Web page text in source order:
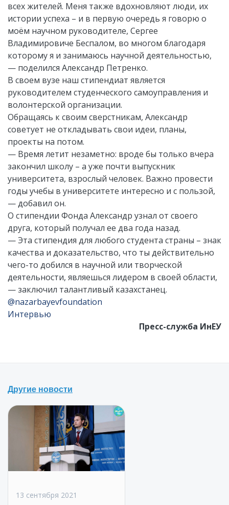
всех жителей. Меня также вдохновляют люди, их
истории успеха – и в первую очередь я говорю о
моём научном руководителе, Сергее
Владимировиче Беспалом, во многом благодаря
которому я и занимаюсь научной деятельностью,
— поделился Александр Петренко.
В своем вузе наш стипендиат является
руководителем студенческого самоуправления и
волонтерской организации.
Обращаясь к своим сверстникам, Александр
советует не откладывать свои идеи, планы,
проекты на потом.
— Время летит незаметно: вроде бы только вчера
закончил школу – а уже почти выпускник
университета, взрослый человек. Важно провести
годы учебы в университете интересно и с пользой,
— добавил он.
О стипендии Фонда Александр узнал от своего
друга, который получал ее два года назад.
— Эта стипендия для любого студента страны – знак
качества и доказательство, что ты действительно
чего-то добился в научной или творческой
деятельности, являешься лидером в своей области,
— заключил талантливый казахстанец.
@nazarbayevfoundation
Интервью
Пресс-служба ИнЕУ
Другие новости
13 сентября 2021